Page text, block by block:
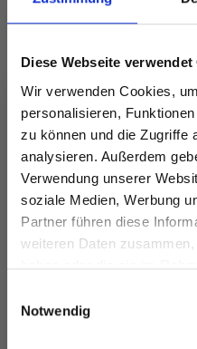
Diese Webseite verwendet
Wir verwenden Cookies,
personalisieren,
zu können und die Zugriffe
analysieren. Außerdem
Verwendung unserer
soziale Medien, Werbung
Partner führen diese
weiteren Daten
haben oder die sie im
Notwendig
Spare
und erhalte